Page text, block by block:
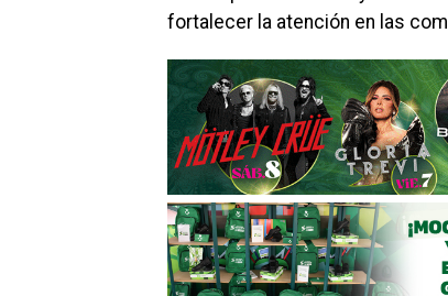
fortalecer la atención en las